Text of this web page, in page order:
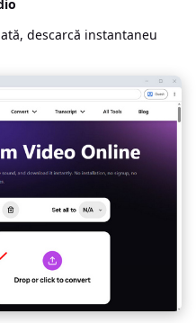
descarcă instantaneu